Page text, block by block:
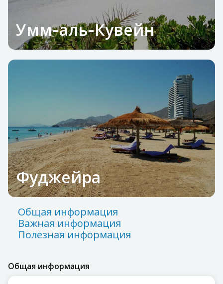
Умм‑аль‑Кувейн
Фуджейра
Общая информация
Важная информация
Полезная информация
Общая информация